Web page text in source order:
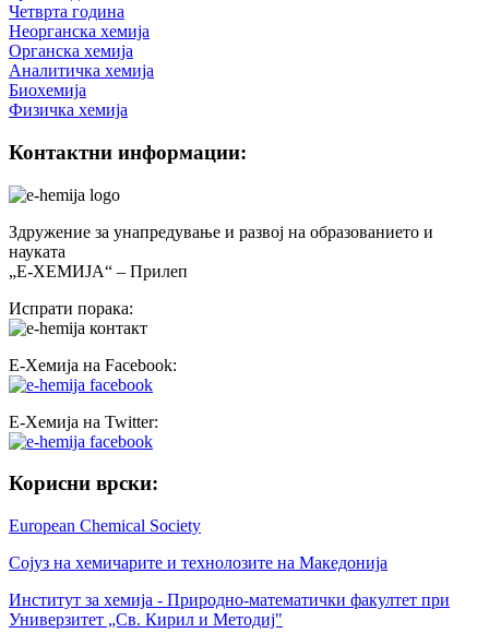
Четврта година
Неорганска хемија
Органска хемија
Аналитичка хемија
Биохемија
Физичка хемија
Контактни информации:
Здружение за унапредување и развој на образованието и
науката
„Е-ХЕМИЈА“ – Прилеп
Испрати порака:
Е-Хемија на Facebook:
Е-Хемија на Twitter:
Корисни врски:
European Chemical Society
Сојуз на хемичарите и технолозите на Македонија
Институт за хемија - Природно-математички факултет при
Универзитет „Св. Кирил и Методиј"